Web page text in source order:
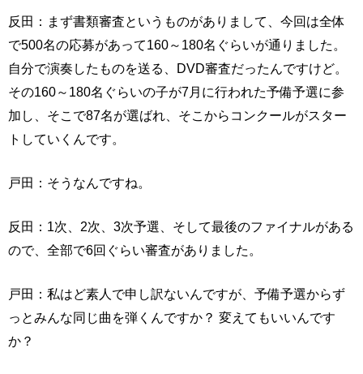
反田：まず書類審査というものがありまして、今回は全体
で500名の応募があって160～180名ぐらいが通りました。
自分で演奏したものを送る、DVD審査だったんですけど。
その160～180名ぐらいの子が7月に行われた予備予選に参
加し、そこで87名が選ばれ、そこからコンクールがスター
トしていくんです。
戸田：そうなんですね。
反田：1次、2次、3次予選、そして最後のファイナルがある
ので、全部で6回ぐらい審査がありました。
戸田：私はど素人で申し訳ないんですが、予備予選からず
っとみんな同じ曲を弾くんですか？ 変えてもいいんです
か？